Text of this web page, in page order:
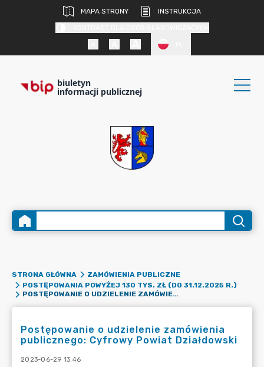
MAPA STRONY
INSTRUKCJA
biuletyn
informacji publicznej
STRONA GŁÓWNA
ZAMÓWIENIA PUBLICZNE
POSTĘPOWANIA POWYŻEJ 130 TYS. ZŁ (DO 31.12.2025 R.)
POSTĘPOWANIE O UDZIELENIE ZAMÓWIENIA PUBLICZNEGO: CYFROWY POWIAT DZIAŁDOWSKI
Postępowanie o udzielenie zamówienia
publicznego: Cyfrowy Powiat Działdowski
2023-06-29 13:46